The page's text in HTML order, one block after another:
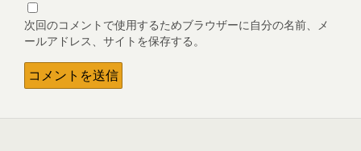
次回のコメントで使用するためブラウザーに自分の名前、メ
ールアドレス、サイトを保存する。